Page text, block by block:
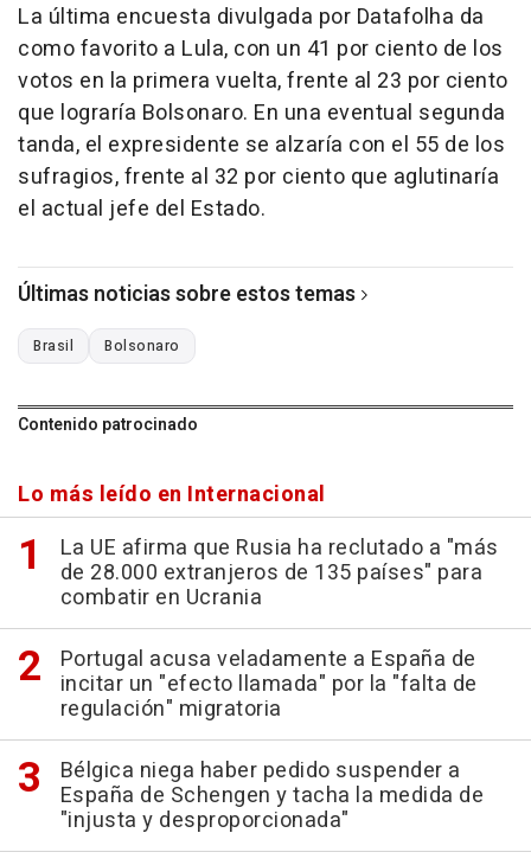
La última encuesta divulgada por Datafolha da
como favorito a Lula, con un 41 por ciento de los
votos en la primera vuelta, frente al 23 por ciento
que lograría Bolsonaro. En una eventual segunda
tanda, el expresidente se alzaría con el 55 de los
sufragios, frente al 32 por ciento que aglutinaría
el actual jefe del Estado.
Últimas noticias sobre estos temas
Brasil Bolsonaro
Contenido patrocinado
Lo más leído en Internacional
La UE afirma que Rusia ha reclutado a "más
de 28.000 extranjeros de 135 países" para
combatir en Ucrania
Portugal acusa veladamente a España de
incitar un "efecto llamada" por la "falta de
regulación" migratoria
Bélgica niega haber pedido suspender a
España de Schengen y tacha la medida de
"injusta y desproporcionada"